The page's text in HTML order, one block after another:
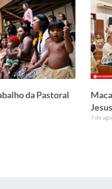
da Pastoral
7 de